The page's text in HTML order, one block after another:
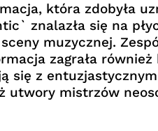
która zdobyła
znalazła się na
muzycznej.
zagrała
się z entuzjastycznym
utwory mistrzów